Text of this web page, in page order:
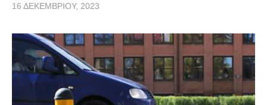
16 ΔΕΚΕΜΒΡΊΟΥ, 2023